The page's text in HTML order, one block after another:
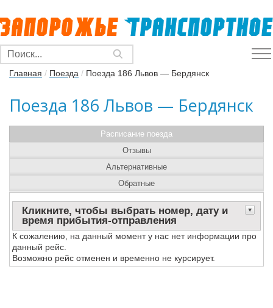
Главная / Поезда / Поезда 186 Львов — Бердянск
Поезда 186 Львов — Бердянск
Расписание поезда
Кликните, чтобы выбрать номер, дату и
время прибытия-отправления
К сожалению, на данный момент у нас нет информации про
данный рейс.
Возможно рейс отменен и временно не курсирует.
Отзывы
Альтернативные
Обратные